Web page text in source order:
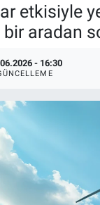
etkisiyle
aradan
- 16:30